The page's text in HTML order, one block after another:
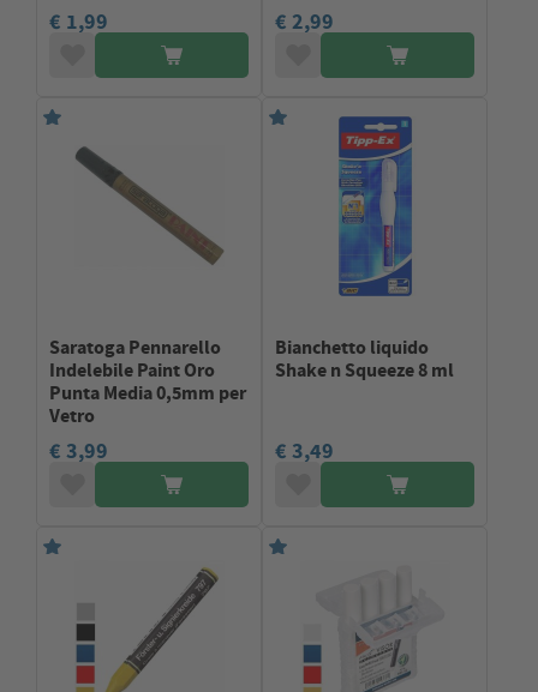
€ 1,99 € 2,99
Saratoga Pennarello
Indelebile Paint Oro
Punta Media 0,5mm per
Vetro
€ 3,99
Bianchetto liquido
Shake n Squeeze 8 ml
€ 3,49